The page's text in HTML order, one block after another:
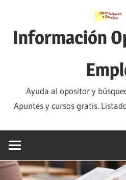
contenido
Información
Ayuda al opositor y
Apuntes y cursos gratis.